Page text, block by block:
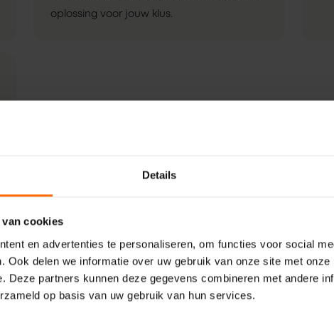
Details
van cookies
en advertenties te personaliseren, om functies voor social
Ook delen we informatie over uw gebruik van onze site met
Deze partners kunnen deze gegevens combineren met andere
op basis van uw gebruik van hun services.
oplossing voor jouw klus.